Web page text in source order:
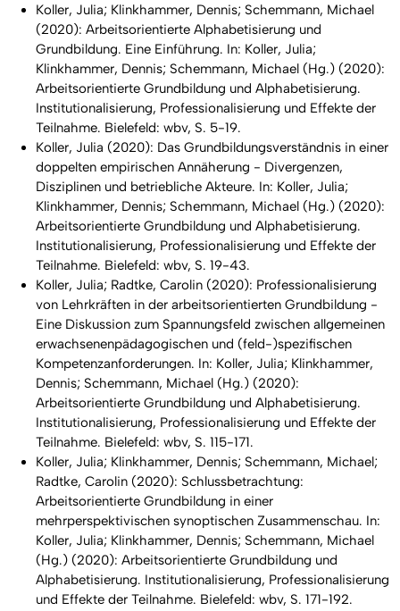
Koller, Julia; Klinkhammer, Dennis; Schemmann, Michael
(2020): Arbeitsorientierte Alphabetisierung und
Grundbildung. Eine Einführung. In: Koller, Julia;
Klinkhammer, Dennis; Schemmann, Michael (Hg.) (2020):
Arbeitsorientierte Grundbildung und Alphabetisierung.
Institutionalisierung, Professionalisierung und Effekte der
Teilnahme. Bielefeld: wbv, S. 5-19.
Koller, Julia (2020): Das Grundbildungsverständnis in einer
doppelten empirischen Annäherung - Divergenzen,
Disziplinen und betriebliche Akteure. In: Koller, Julia;
Klinkhammer, Dennis; Schemmann, Michael (Hg.) (2020):
Arbeitsorientierte Grundbildung und Alphabetisierung.
Institutionalisierung, Professionalisierung und Effekte der
Teilnahme. Bielefeld: wbv, S. 19-43.
Koller, Julia; Radtke, Carolin (2020): Professionalisierung
von Lehrkräften in der arbeitsorientierten Grundbildung -
Eine Diskussion zum Spannungsfeld zwischen allgemeinen
erwachsenenpädagogischen und (feld-)spezifischen
Kompetenzanforderungen. In: Koller, Julia; Klinkhammer,
Dennis; Schemmann, Michael (Hg.) (2020):
Arbeitsorientierte Grundbildung und Alphabetisierung.
Institutionalisierung, Professionalisierung und Effekte der
Teilnahme. Bielefeld: wbv, S. 115-171.
Koller, Julia; Klinkhammer, Dennis; Schemmann, Michael;
Radtke, Carolin (2020): Schlussbetrachtung:
Arbeitsorientierte Grundbildung in einer
mehrperspektivischen synoptischen Zusammenschau. In:
Koller, Julia; Klinkhammer, Dennis; Schemmann, Michael
(Hg.) (2020): Arbeitsorientierte Grundbildung und
Alphabetisierung. Institutionalisierung, Professionalisierung
und Effekte der Teilnahme. Bielefeld: wbv, S. 171-192.